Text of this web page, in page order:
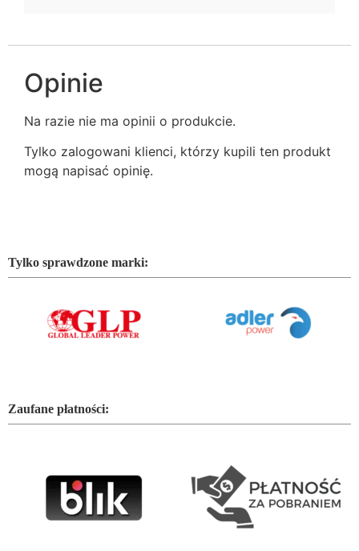
Opinie
Na razie nie ma opinii o produkcie.
Tylko zalogowani klienci, którzy kupili ten produkt
mogą napisać opinię.
Tylko sprawdzone marki:
Zaufane płatności: